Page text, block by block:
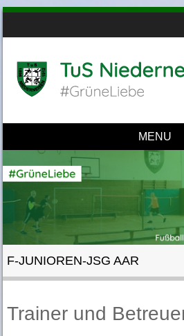
MENU
F-JUNIOREN-JSG AAR
Trainer und